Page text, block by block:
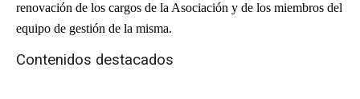
renovación de los cargos de la Asociación y de los miembros del
equipo de gestión de la misma.
Contenidos destacados